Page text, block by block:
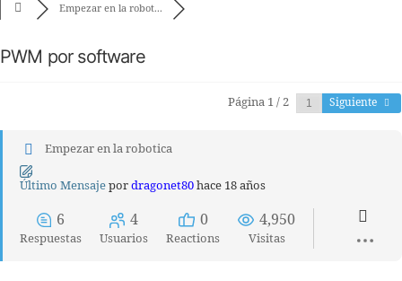
Empezar en la robot...
PWM por software
Página 1 / 2 Siguiente
Empezar en la robotica
Último Mensajepordragonet80hace 18 años
6
Respuestas
4
Usuarios
0
Reactions
4,950
Visitas